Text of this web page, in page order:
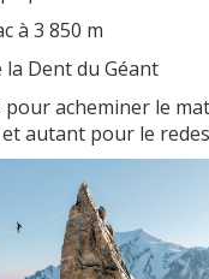
à 3 850 m
la Dent du Géant
acheminer le
autant pour le